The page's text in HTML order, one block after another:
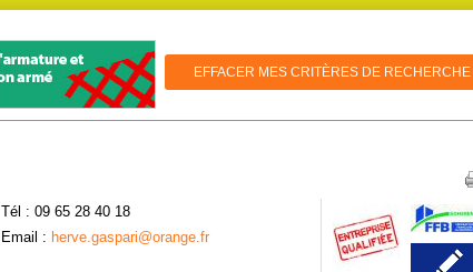
EFFACER MES CRITÈRES DE RECHERCHE
Tél : 09 65 28 40 18
Email : herve.gaspari@orange.fr